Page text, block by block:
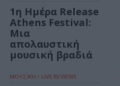
1η Ημέρα Release
Athens Festival:
Μια
απολαυστική
μουσική βραδιά
ΜΟΥΣΙΚΗ / LIVE REVIEWS